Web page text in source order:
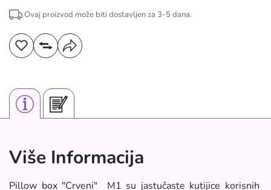
Ovaj proizvod može biti dostavljen za 3-5dana.
Više Informacija
Pillow box "Crveni" M1 su jastučaste kutijice korisnih